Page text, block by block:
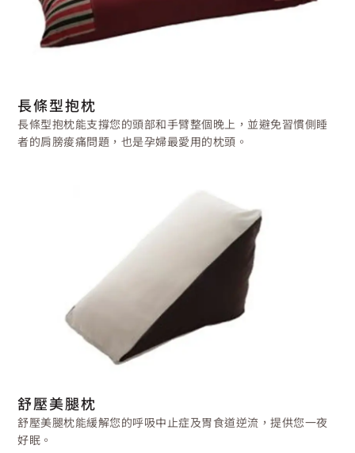
長條型抱枕
長條型抱枕能支撐您的頭部和手臂整個晚上，並避免習慣側睡
者的肩膀痠痛問題，也是孕婦最愛用的枕頭。
舒壓美腿枕
舒壓美腿枕能緩解您的呼吸中止症及胃食道逆流，提供您一夜
好眠。